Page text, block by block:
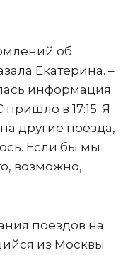
об
Екатерина. –
информация
в 17:15. Я
другие поезда,
Если бы мы
возможно,
поездов на
из Москвы